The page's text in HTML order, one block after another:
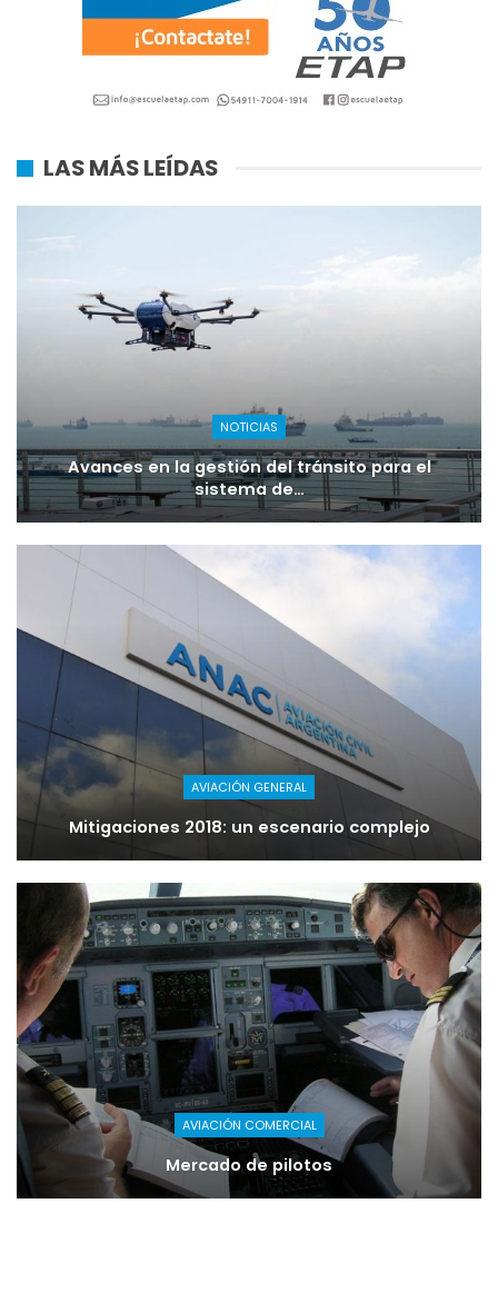
LAS MÁS LEÍDAS
NOTICIAS
Avances en la gestión del tránsito para el
sistema de…
AVIACIÓN GENERAL
Mitigaciones 2018: un escenario complejo
AVIACIÓN COMERCIAL
Mercado de pilotos